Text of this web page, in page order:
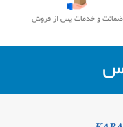
ضمانت و خدمات پس از فروش